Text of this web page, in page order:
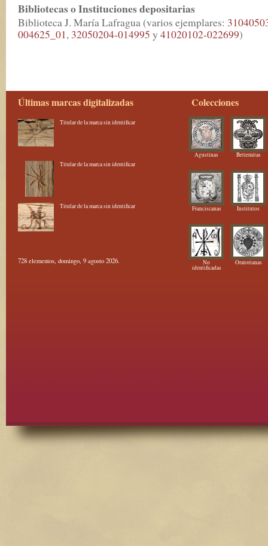
Bibliotecas o Instituciones depositarias
Biblioteca J. María Lafragua (varios ejemplares:
004625_01, 32050204-014995 y 41020102-022699)
Últimas marcas digitalizadas
Titular de la marca sin identificar
Titular de la marca sin identificar
Titular de la marca sin identificar
728 elementos, domingo, 9 agosto 2026.
Colecciones
Agustinas Betlemitas
Franciscanas Institutos
No
identificadas
Oratorianas